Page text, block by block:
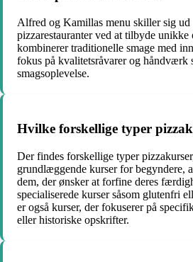
Alfred og Kamillas menu skiller sig ud
pizzarestauranter ved at tilbyde unikke
kombinerer traditionelle smage med
fokus på kvalitetsråvarer og håndværk
smagsoplevelse.
Hvilke forskellige typer
Der findes forskellige typer
grundlæggende kurser for begyndere,
dem, der ønsker at forfine deres
specialiserede kurser såsom glutenfri
er også kurser, der fokuserer på
eller historiske opskrifter.